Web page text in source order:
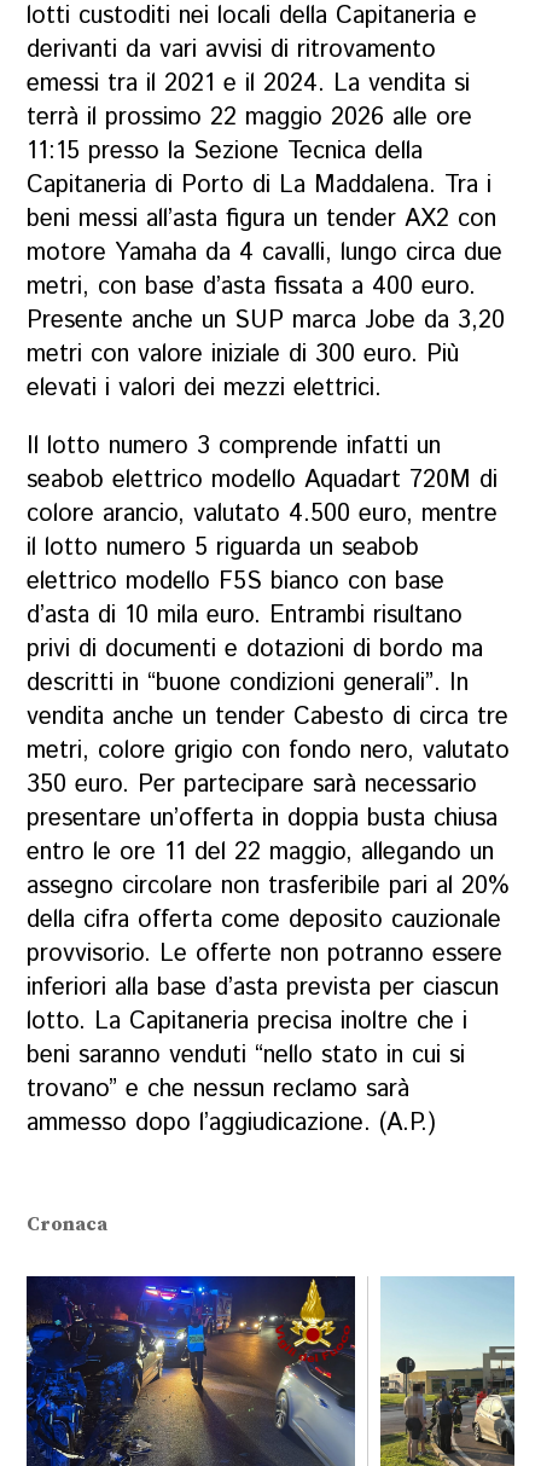
lotti custoditi nei locali della Capitaneria e
derivanti da vari avvisi di ritrovamento
emessi tra il 2021 e il 2024. La vendita si
terrà il prossimo 22 maggio 2026 alle ore
11:15 presso la Sezione Tecnica della
Capitaneria di Porto di La Maddalena. Tra i
beni messi all’asta figura un tender AX2 con
motore Yamaha da 4 cavalli, lungo circa due
metri, con base d’asta fissata a 400 euro.
Presente anche un SUP marca Jobe da 3,20
metri con valore iniziale di 300 euro. Più
elevati i valori dei mezzi elettrici.
Il lotto numero 3 comprende infatti un
seabob elettrico modello Aquadart 720M di
colore arancio, valutato 4.500 euro, mentre
il lotto numero 5 riguarda un seabob
elettrico modello F5S bianco con base
d’asta di 10 mila euro. Entrambi risultano
privi di documenti e dotazioni di bordo ma
descritti in “buone condizioni generali”. In
vendita anche un tender Cabesto di circa tre
metri, colore grigio con fondo nero, valutato
350 euro. Per partecipare sarà necessario
presentare un’offerta in doppia busta chiusa
entro le ore 11 del 22 maggio, allegando un
assegno circolare non trasferibile pari al 20%
della cifra offerta come deposito cauzionale
provvisorio. Le offerte non potranno essere
inferiori alla base d’asta prevista per ciascun
lotto. La Capitaneria precisa inoltre che i
beni saranno venduti “nello stato in cui si
trovano” e che nessun reclamo sarà
ammesso dopo l’aggiudicazione. (A.P.)
Cronaca